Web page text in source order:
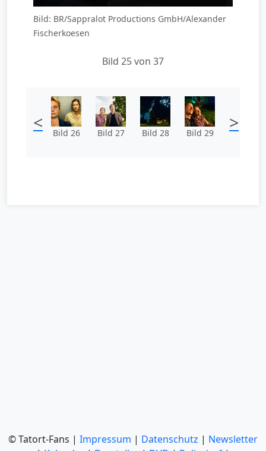
Bild: BR/Sappralot Productions GmbH/Alexander
Fischerkoesen
Bild 25 von 37
< Bild 26 Bild 27 Bild 28 Bild 29 >
© Tatort-Fans | Impressum | Datenschutz | Newsletter